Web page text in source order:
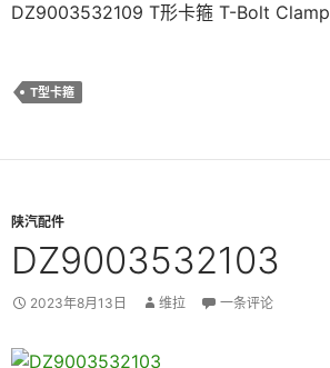
DZ9003532109 T形卡箍 T-Bolt Clamp
T型卡箍
陕汽配件
DZ9003532103
2023年8月13日 维拉 一条评论